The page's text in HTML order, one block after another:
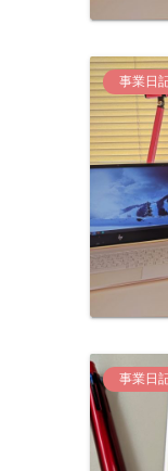
事業日
事業日